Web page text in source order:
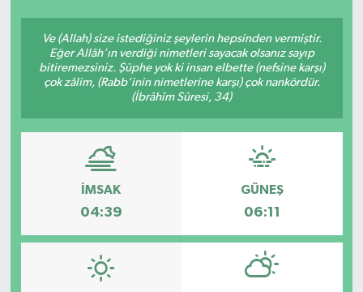
Ve (Allah) size istediğiniz şeylerin hepsinden vermiştir.
Eğer Allâh’ın verdiği nimetleri sayacak olsanız sayıp
bitiremezsiniz. Şüphe yok ki insan elbette (nefsine karşı)
çok zâlim, (Rabb’inin nimetlerine karşı) çok nankördür.
(İbrâhîm Sûresi, 34)
İMSAK
04:39
GÜNEŞ
06:11
Haber Arşivi